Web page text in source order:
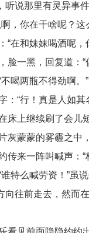
听说那里有灵异事
，你在干啥呢？这
“在和妹妹喝酒呢
脸一黑，回复道：
喝两瓶不得劲啊。”
：“行！真是人如其
床上继续刷了会儿
灰蒙蒙的雾霾之中
传来一阵叫喊声：“
特么喊劳资！”虽
向往前走去，然而